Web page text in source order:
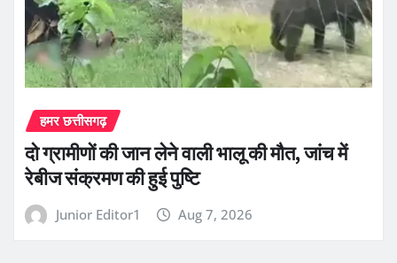
हमर छत्तीसगढ़
दो ग्रामीणों की जान लेने वाली भालू की मौत, जांच में
रेबीज संक्रमण की हुई पुष्टि
Junior Editor1 Aug 7, 2026